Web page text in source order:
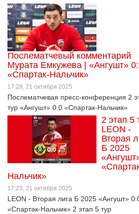
Послематчевый комментарий
Мурата Емкужева | «Ангушт»
«Спартак-Нальчик»
17:28, 21 октября 2025
Послематчевая пресс-конференция 2
тур «Ангушт» 0:0 «Спартак-Нальчик»
2 этап 5
LEON -
Вторая
Б 2025
Нальчик»
17:23, 21 октября 2025
LEON - Вторая лига Б 2025 «Ангушт»
«Спартак-Нальчик» 2 этап 5 тур